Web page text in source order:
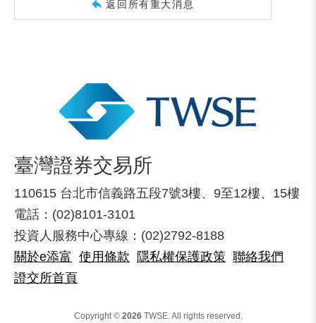
返回所有重大消息
臺灣證券交易所
110615 台北市信義路五段7號3樓、9至12樓、15樓
電話：(02)8101-3101
投資人服務中心專線：(02)2792-8188
關於e添富 使用條款 隱私權保護政策 聯絡我們
證交所首頁
Copyright © 2026TWSE. All rights reserved.